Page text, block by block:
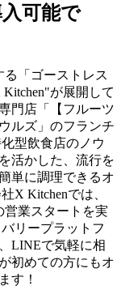
可能で
「ゴーストレス
が展開して
門店「【フルーツ
ルズ」のフランチ
型飲食店のノウ
活かした、流行を
単に調理できるオ
X Kitchenでは、
業スタートを実
リープラットフ
LINEで気軽に相
初めての方にもオ
す！